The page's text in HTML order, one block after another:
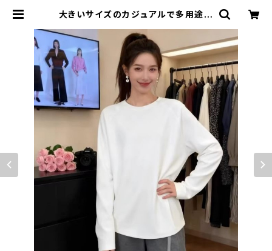
大きいサイズのカジュアルで多用途な
ャツ | signal 日本未入荷勢揃い！全
品送料無料です♪